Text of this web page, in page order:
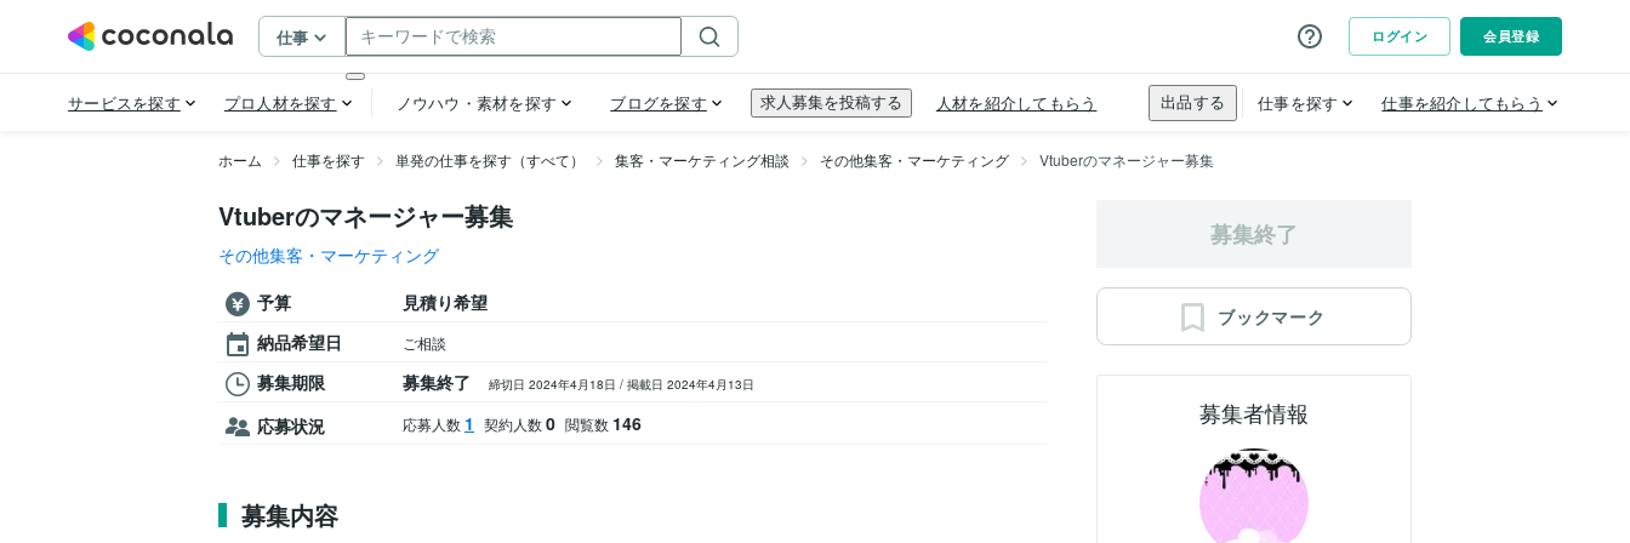
ホーム 仕事を探す 単発の仕事を探す（すべて） 集客・マーケティング相談 その他集客・マーケティング Vtuberのマネージャー募集
Vtuberのマネージャー募集
その他集客・マーケティング
予算
見積り希望
納品希望日
ご相談
募集期限 募集終了 締切日 2024年4月18日 / 掲載日 2024年4月13日
応募状況 応募人数 1 契約人数0 閲覧数 146
募集内容
募集終了
ブックマーク
募集者情報